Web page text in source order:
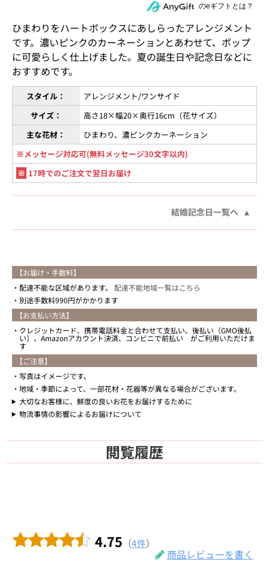
住所を知らない相手にeギフトで贈るのeギフトとは？
ひまわりをハートボックスにあしらったアレンジメント
です。濃いピンクのカーネーションとあわせて、ポップ
に可愛らしく仕上げました。夏の誕生日や記念日などに
おすすめです。
スタイル：
アレンジメント/ワンサイド
サイズ：
高さ18×幅20×奥行16cm（花サイズ）
主な花材：
ひまわり、濃ピンクカーネーション
※メッセージ対応可(無料メッセージ30文字以内)
※ 17時でのご注文で翌日お届け
結婚記念日一覧へ
【お届け・手数料】
配達不能な区域があります。 配達不能地域一覧はこちら
別途手数料990円がかかります
【お支払い方法】
クレジットカード、携帯電話料金と合わせて支払い、後払い（GMO後払
い）、Amazonアカウント決済、コンビニで前払い がご利用いただけま
す
【ご注意】
写真はイメージです。
地域・季節によって、一部花材・花器等が異なる場合がございます。
大切なお客様に、鮮度の良いお花をお届けするために
物流事情の影響によるお届けについて
閲覧履歴
4.75 （4件）
商品レビューを書く